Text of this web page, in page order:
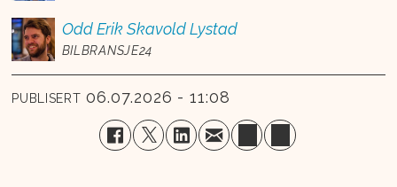
Odd Erik Skavold Lystad
BILBRANSJE24
PUBLISERT 06.07.2026 - 11:08